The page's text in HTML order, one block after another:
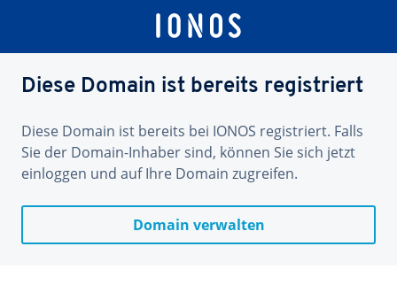
Diese Domain ist bereits registriert
Diese Domain ist bereits bei IONOS registriert. Falls
Sie der Domain-Inhaber sind, können Sie sich jetzt
einloggen und auf Ihre Domain zugreifen.
Domain verwalten